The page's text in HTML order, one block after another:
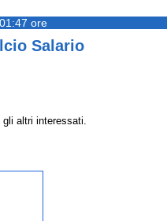
ore
Salario
gli altri interessati.